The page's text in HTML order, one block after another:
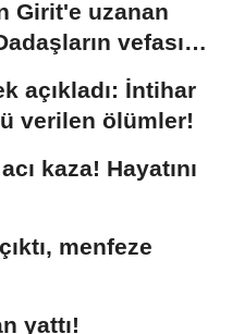
Girit'e uzanan
vefası
açıkladı: İntihar
verilen ölümler!
kaza! Hayatını
menfeze
yattı!